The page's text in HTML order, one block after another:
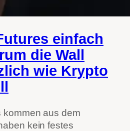
einfach
die Wall
wie Krypto
kommen aus dem
kein festes